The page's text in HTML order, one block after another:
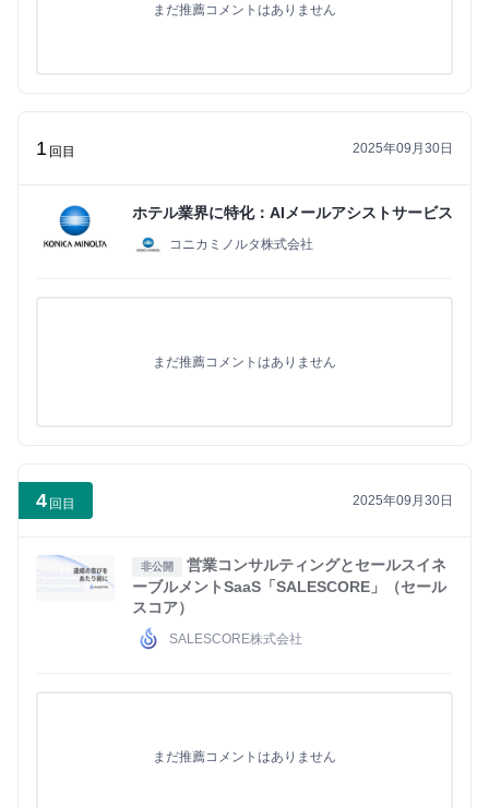
まだ推薦コメントはありません
1 回目 2025年09月30日
ホテル業界に特化：AIメールアシストサービス
コニカミノルタ株式会社
まだ推薦コメントはありません
4 回目 2025年09月30日
非公開
営業コンサルティングとセールスイネ
ーブルメントSaaS「SALESCORE」（セール
スコア）
SALESCORE株式会社
まだ推薦コメントはありません